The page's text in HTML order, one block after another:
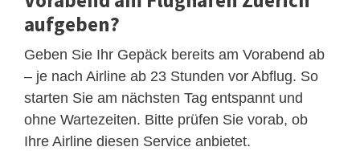
aufgeben?
Geben Sie Ihr Gepäck bereits am Vorabend ab
– je nach Airline ab 23 Stunden vor Abflug. So
starten Sie am nächsten Tag entspannt und
ohne Wartezeiten. Bitte prüfen Sie vorab, ob
Ihre Airline diesen Service anbietet.